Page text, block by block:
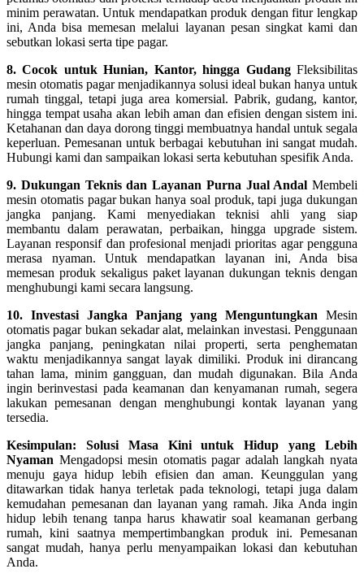
minim perawatan. Untuk mendapatkan produk dengan fitur lengkap
ini, Anda bisa memesan melalui layanan pesan singkat kami dan
sebutkan lokasi serta tipe pagar.
8. Cocok untuk Hunian, Kantor, hingga GudangFleksibilitas
mesin otomatis pagar menjadikannya solusi ideal bukan hanya untuk
rumah tinggal, tetapi juga area komersial. Pabrik, gudang, kantor,
hingga tempat usaha akan lebih aman dan efisien dengan sistem ini.
Ketahanan dan daya dorong tinggi membuatnya handal untuk segala
keperluan. Pemesanan untuk berbagai kebutuhan ini sangat mudah.
Hubungi kami dan sampaikan lokasi serta kebutuhan spesifik Anda.
9. Dukungan Teknis dan Layanan Purna Jual Andal Membeli
mesin otomatis pagar bukan hanya soal produk, tapi juga dukungan
jangka panjang. Kami menyediakan teknisi ahli yang siap
membantu dalam perawatan, perbaikan, hingga upgrade sistem.
Layanan responsif dan profesional menjadi prioritas agar pengguna
merasa nyaman. Untuk mendapatkan layanan ini, Anda bisa
memesan produk sekaligus paket layanan dukungan teknis dengan
menghubungi kami secara langsung.
10. Investasi Jangka Panjang yang Menguntungkan Mesin
otomatis pagar bukan sekadar alat, melainkan investasi. Penggunaan
jangka panjang, peningkatan nilai properti, serta penghematan
waktu menjadikannya sangat layak dimiliki. Produk ini dirancang
tahan lama, minim gangguan, dan mudah digunakan. Bila Anda
ingin berinvestasi pada keamanan dan kenyamanan rumah, segera
lakukan pemesanan dengan menghubungi kontak layanan yang
tersedia.
Kesimpulan: Solusi Masa Kini untuk Hidup yang Lebih
Nyaman Mengadopsi mesin otomatis pagar adalah langkah nyata
menuju gaya hidup lebih efisien dan aman. Keunggulan yang
ditawarkan tidak hanya terletak pada teknologi, tetapi juga dalam
kemudahan pemesanan dan layanan yang ramah. Jika Anda ingin
hidup lebih tenang tanpa harus khawatir soal keamanan gerbang
rumah, kini saatnya mempertimbangkan produk ini. Pemesanan
sangat mudah, hanya perlu menyampaikan lokasi dan kebutuhan
Anda.